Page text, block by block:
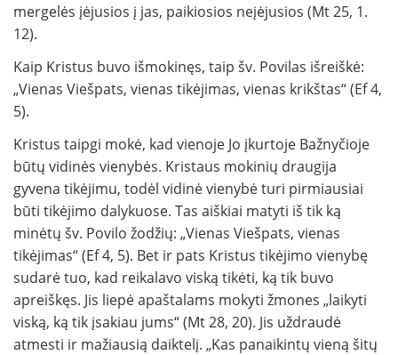
mergelės įėjusios į jas, paikiosios neįėjusios (Mt 25, 1.
12).
Kaip Kristus buvo išmokinęs, taip šv. Povilas išreiškė:
„Vienas Viešpats, vienas tikėjimas, vienas krikštas“ (Ef 4,
5).
Kristus taipgi mokė, kad vienoje Jo įkurtoje Bažnyčioje
būtų vidinės vienybės. Kristaus mokinių draugija
gyvena tikėjimu, todėl vidinė vienybė turi pirmiausiai
būti tikėjimo dalykuose. Tas aiškiai matyti iš tik ką
minėtų šv. Povilo žodžių: „Vienas Viešpats, vienas
tikėjimas“ (Ef 4, 5). Bet ir pats Kristus tikėjimo vienybę
sudarė tuo, kad reikalavo viską tikėti, ką tik buvo
apreiškęs. Jis liepė apaštalams mokyti žmones „laikyti
viską, ką tik įsakiau jums“ (Mt 28, 20). Jis uždraudė
atmesti ir mažiausią daiktelį. „Kas panaikintų vieną šitų